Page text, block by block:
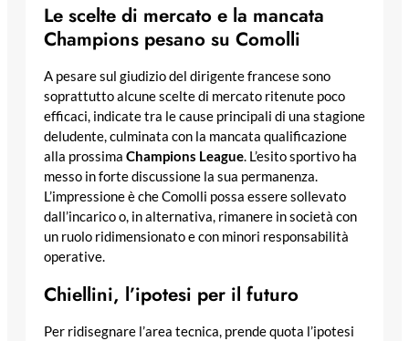
Le scelte di mercato e la mancata
Champions pesano su Comolli
A pesare sul giudizio del dirigente francese sono
soprattutto alcune scelte di mercato ritenute poco
efficaci, indicate tra le cause principali di una stagione
deludente, culminata con la mancata qualificazione
alla prossima Champions League. L’esito sportivo ha
messo in forte discussione la sua permanenza.
L’impressione è che Comolli possa essere sollevato
dall’incarico o, in alternativa, rimanere in società con
un ruolo ridimensionato e con minori responsabilità
operative.
Chiellini, l’ipotesi per il futuro
Per ridisegnare l’area tecnica, prende quota l’ipotesi